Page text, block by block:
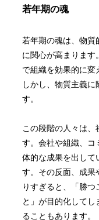
若年期の魂
若年期の魂は、物質
に関心が高まります
で組織を効果的に変
しかし、物質主義に
す。
この段階の人々は、
す。会社や組織、コ
体的な成果を出して
す。その反面、成果
りすぎると、「勝つ
と」が目的化してし
ることもあります。